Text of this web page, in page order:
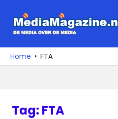
naar
media
over
Home FTA
Tag: FTA